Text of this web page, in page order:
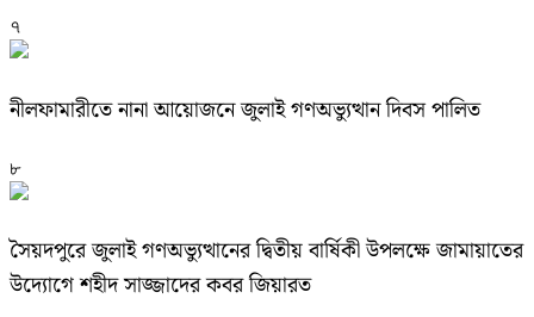
৭
নীলফামারীতে নানা আয়োজনে জুলাই গণঅভ্যুত্থান দিবস পালিত
৮
সৈয়দপুরে জুলাই গণঅভ্যুত্থানের দ্বিতীয় বার্ষিকী উপলক্ষে জামায়াতের
উদ্যোগে শহীদ সাজ্জাদের কবর জিয়ারত